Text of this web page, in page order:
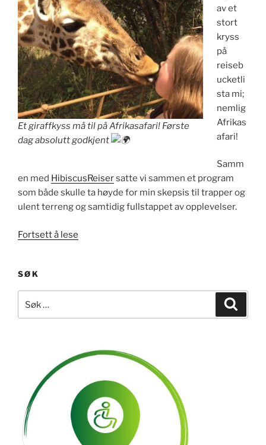
Et giraffkyss må til på Afrikasafari! Første
dag absolutt godkjent
av et
stort
kryss
på
reiseb
ucketli
sta mi;
nemlig
Afrikas
afari!
Samm
en med HibiscusReisersatte vi sammen et program
som både skulle ta høyde for min skepsis til trapper og
ulent terreng og samtidig fullstappet av opplevelser.
Fortsett å lese
Tanzania»
SØK
etter: